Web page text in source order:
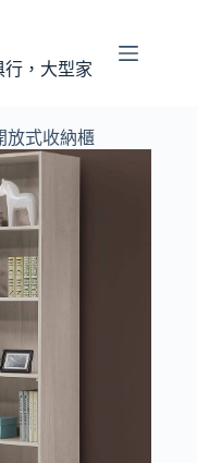
，大型家
放式收納櫃